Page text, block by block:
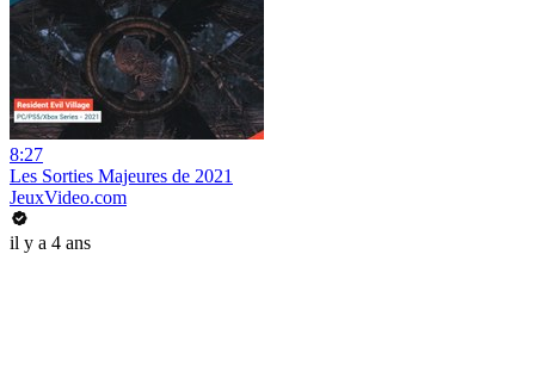
8:27
Les Sorties Majeures de 2021
JeuxVideo.com
il y a 4 ans